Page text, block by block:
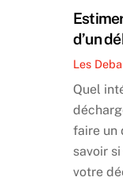
d’un
Les
Quel
faire un
savoir
votre